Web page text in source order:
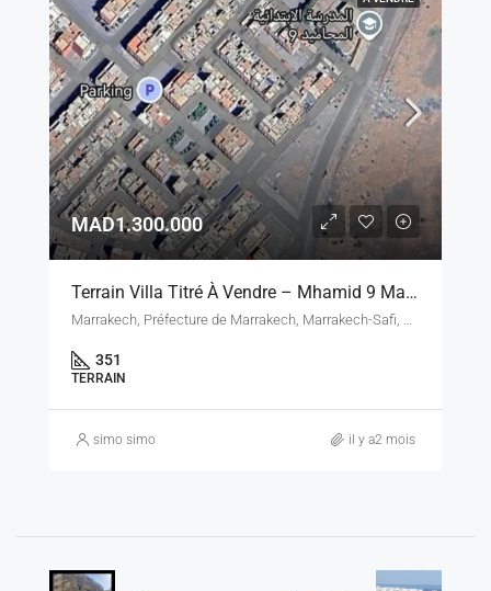
MAD1.300.000
Terrain Villa Titré À Vendre – Mhamid 9 Marrakech – 351 M² – 3 Façades
351
TERRAIN
simo simo il y a2 mois